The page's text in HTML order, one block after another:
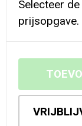
Selecteer
prijsopgave.